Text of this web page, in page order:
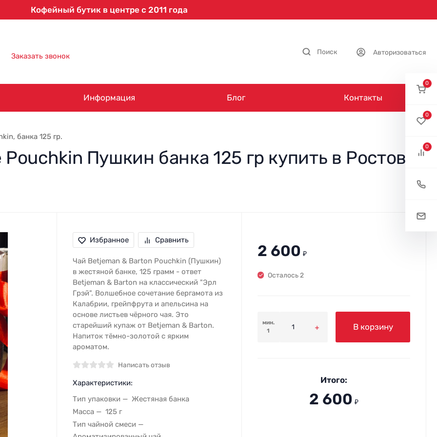
Кофейный бутик в центре с 2011 года
Заказать звонок Поиск Авторизоваться
Информация Блог Контакты
банка 125 гр.
Пушкин банка 125 гр купить в Ростове-
Избранное Сравнить
Чай Betjeman & Barton Pouchkin (Пушкин)
в жестяной банке, 125 грамм - ответ
Betjeman & Barton на классический "Эрл
Грэй". Волшебное сочетание бергамота из
Калабрии, грейпфрута и апельсина на
основе листьев чёрного чая. Это
старейший купаж от Betjeman & Barton.
Напиток тёмно-золотой с ярким
ароматом.
Написать отзыв
Характеристики:
Тип упаковки
Жестяная банка
Масса
125 г
Тип чайной смеси
2 600 ₽
Осталось 2
мин.
1
В корзину
Итого:
2 600 ₽
0
0
0